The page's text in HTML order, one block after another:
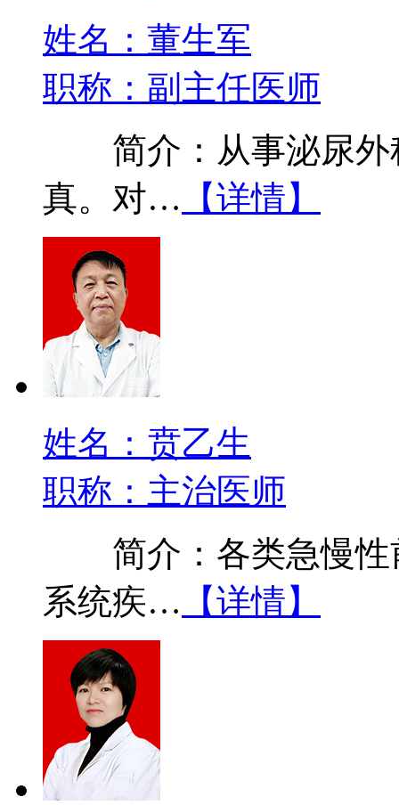
姓名：董生军
职称：副主任医师
简介：从事泌尿外
真。对… 【详情】
姓名：贲乙生
职称：主治医师
简介：各类急慢性
系统疾… 【详情】